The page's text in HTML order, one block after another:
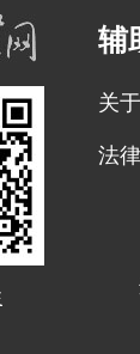
辅
关
法